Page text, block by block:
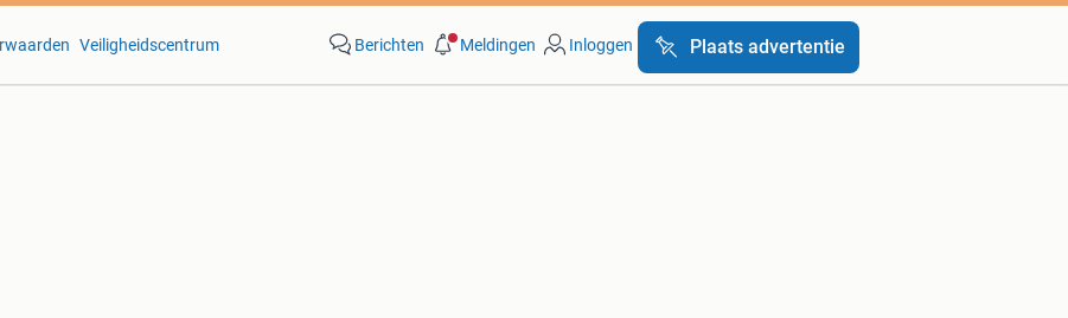
Veiligheidscentrum Berichten Meldingen Inloggen Plaats advertentie